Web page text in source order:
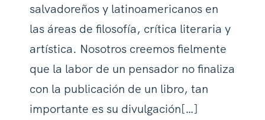
salvadoreños y latinoamericanos en
las áreas de filosofía, crítica literaria y
artística. Nosotros creemos fielmente
que la labor de un pensador no finaliza
con la publicación de un libro, tan
importante es su divulgación[…]